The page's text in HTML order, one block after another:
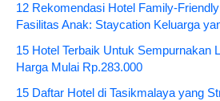
12 Rekomendasi Hotel Family-
Fasilitas Anak: Staycation Keluarga
15 Hotel Terbaik Untuk Sempurnakan
Harga Mulai Rp.283.000
15 Daftar Hotel di Tasikmalaya yang